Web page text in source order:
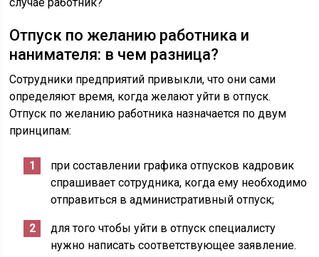
Отпуск по желанию работника и
нанимателя: в чем разница?
Сотрудники предприятий привыкли, что они сами
определяют время, когда желают уйти в отпуск.
Отпуск по желанию работника назначается по двум
принципам:
при составлении графика отпусков кадровик
спрашивает сотрудника, когда ему необходимо
отправиться в административный отпуск;
для того чтобы уйти в отпуск специалисту
нужно написать соответствующее заявление.